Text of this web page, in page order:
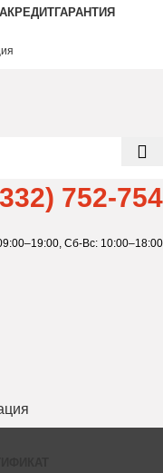
КРЕДИТГАРАНТИЯ
752-754
Сб-Вс: 10:00–18:00